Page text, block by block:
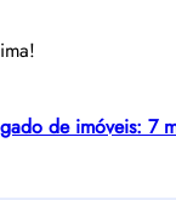
de imóveis: 7